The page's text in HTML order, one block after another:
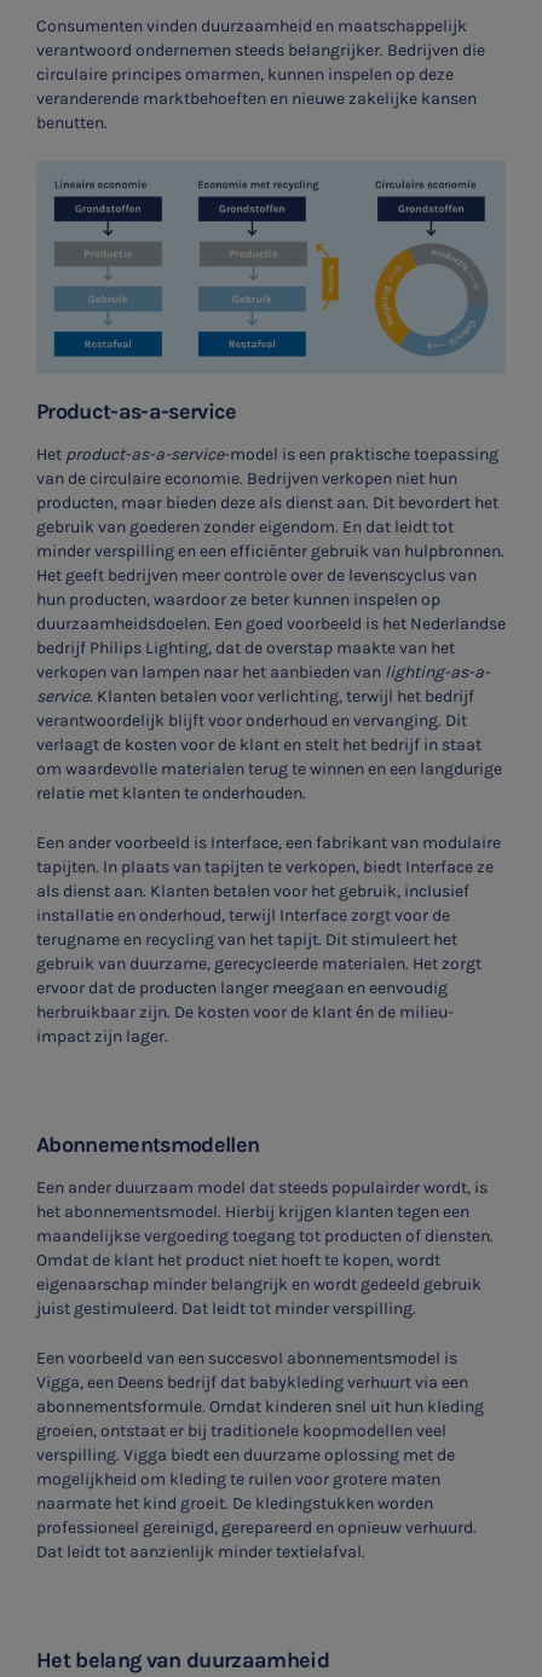
Consumenten vinden duurzaamheid en maatschappelijk
verantwoord ondernemen steeds belangrijker. Bedrijven die
circulaire principes omarmen, kunnen inspelen op deze
veranderende marktbehoeften en nieuwe zakelijke kansen
benutten.
Product-as-a-service
Het product-as-a-service-model is een praktische toepassing
van de circulaire economie. Bedrijven verkopen niet hun
producten, maar bieden deze als dienst aan. Dit bevordert het
gebruik van goederen zonder eigendom. En dat leidt tot
minder verspilling en een efficiënter gebruik van hulpbronnen.
Het geeft bedrijven meer controle over de levenscyclus van
hun producten, waardoor ze beter kunnen inspelen op
duurzaamheidsdoelen. Een goed voorbeeld is het Nederlandse
bedrijf Philips Lighting, dat de overstap maakte van het
verkopen van lampen naar het aanbieden van lighting-as-a-
service. Klanten betalen voor verlichting, terwijl het bedrijf
verantwoordelijk blijft voor onderhoud en vervanging. Dit
verlaagt de kosten voor de klant en stelt het bedrijf in staat
om waardevolle materialen terug te winnen en een langdurige
relatie met klanten te onderhouden.
Een ander voorbeeld is Interface, een fabrikant van modulaire
tapijten. In plaats van tapijten te verkopen, biedt Interface ze
als dienst aan. Klanten betalen voor het gebruik, inclusief
installatie en onderhoud, terwijl Interface zorgt voor de
terugname en recycling van het tapijt. Dit stimuleert het
gebruik van duurzame, gerecycleerde materialen. Het zorgt
ervoor dat de producten langer meegaan en eenvoudig
herbruikbaar zijn. De kosten voor de klant én de milieu-
impact zijn lager.
Abonnementsmodellen
Een ander duurzaam model dat steeds populairder wordt, is
het abonnementsmodel. Hierbij krijgen klanten tegen een
maandelijkse vergoeding toegang tot producten of diensten.
Omdat de klant het product niet hoeft te kopen, wordt
eigenaarschap minder belangrijk en wordt gedeeld gebruik
juist gestimuleerd. Dat leidt tot minder verspilling.
Een voorbeeld van een succesvol abonnementsmodel is
Vigga, een Deens bedrijf dat babykleding verhuurt via een
abonnementsformule. Omdat kinderen snel uit hun kleding
groeien, ontstaat er bij traditionele koopmodellen veel
verspilling. Vigga biedt een duurzame oplossing met de
mogelijkheid om kleding te ruilen voor grotere maten
naarmate het kind groeit. De kledingstukken worden
professioneel gereinigd, gerepareerd en opnieuw verhuurd.
Dat leidt tot aanzienlijk minder textielafval.
Het belang van duurzaamheid